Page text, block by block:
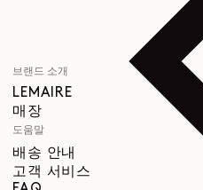
브랜드 소개
LEMAIRE
매장
도움말
배송 안내
고객 서비스